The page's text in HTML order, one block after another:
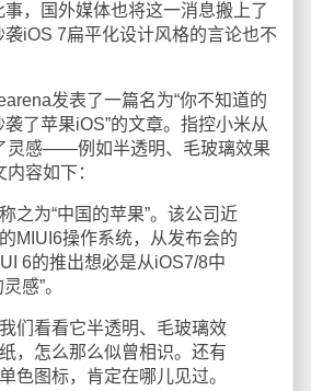
，国外媒体也将这一消息搬上了
袭iOS 7扁平化设计风格的言论也不
发表了一篇名为“你不知道的
了苹果iOS”的文章。指控小米从
灵感——例如半透明、毛玻璃效果
容如下：
为“中国的苹果”。该公司近
MIUI6操作系统，从发布会的
6的推出想必是从iOS7/8中
感”。
看看它半透明、毛玻璃效
，怎么那么似曾相识。还有
色图标，肯定在哪儿见过。